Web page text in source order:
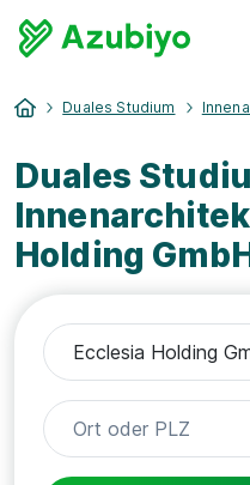
Duales Studium
Duales
Holding